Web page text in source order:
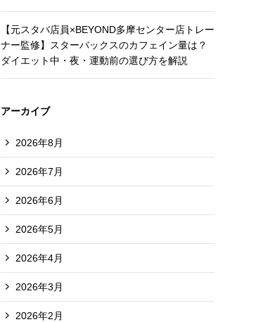
【元スタバ店員×BEYOND多摩センター店トレー
ナー監修】スターバックスのカフェイン量は？
ダイエット中・夜・運動前の選び方を解説
アーカイブ
2026年8月
2026年7月
2026年6月
2026年5月
2026年4月
2026年3月
2026年2月